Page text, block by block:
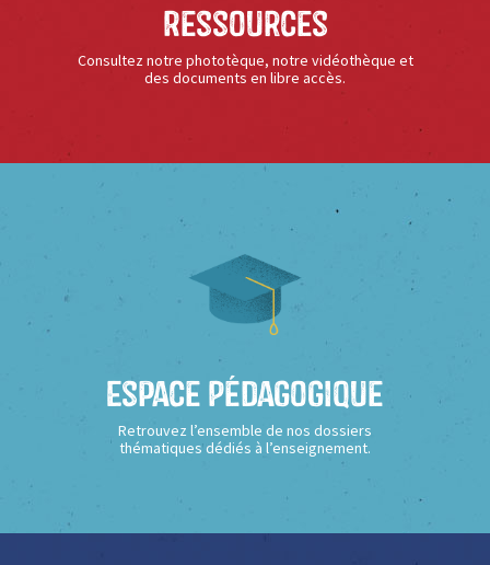
Ressources
Consultez notre phototèque, notre vidéothèque et
des documents en libre accès.
Espace Pédagogique
Retrouvez l’ensemble de nos dossiers
thématiques dédiés à l’enseignement.